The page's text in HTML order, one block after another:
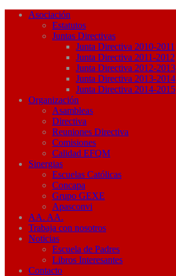
Asociación
Estatutos
Juntas Directivas
Junta Directiva 2010-2011
Junta Directiva 2011-2012
Junta Directiva 2012-2013
Junta Directiva 2013-2014
Junta Directiva 2014-2015
Organización
Asambleas
Directiva
Reuniones Directiva
Comisiones
Calidad EFQM
Sinergias
Escuelas Católicas
Concapa
Grupo GEXE
Apasconvi
AA. AA.
Trabaja con nosotros
Noticias
Escuela de Padres
Libros Interesantes
Contacto